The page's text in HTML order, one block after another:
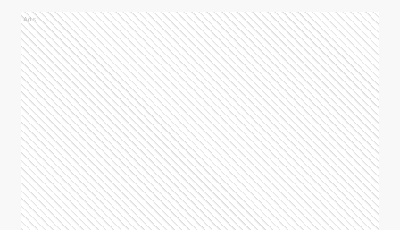
Ads